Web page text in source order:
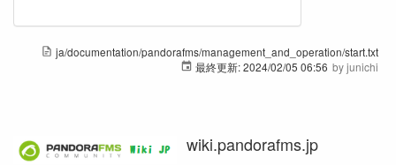
ja/documentation/pandorafms/management_and_operation/start.txt
最終更新:2024/02/05 06:56 byjunichi
wiki.pandorafms.jp